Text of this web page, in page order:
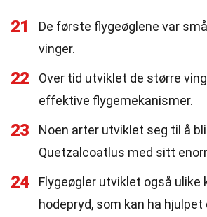
21
De første flygeøglene var
vinger.
22
Over tid utviklet de større
effektive flygemekanismer.
23
Noen arter utviklet seg til å
Quetzalcoatlus med sitt
24
Flygeøgler utviklet også ulike
hodepryd, som kan ha hjulpet